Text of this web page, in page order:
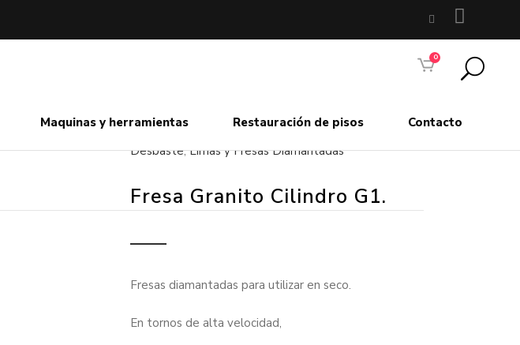
0
Maquinas y herramientas Restauración de pisos
Contacto
Desbaste,Limas y Fresas Diamantadas
Fresa Granito Cilindro G1.
Fresas diamantadas para utilizar en seco.
En tornos de alta velocidad,